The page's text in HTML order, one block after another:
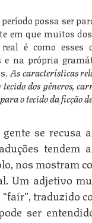
possa ser
em que muitos
é como esses
e na própria
As características
dos gêneros,
o tecido da ficção
se recusa
tendem
nos mostram
Um adjetivo
traduzido
ser